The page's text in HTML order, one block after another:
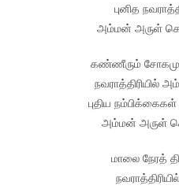
புனித
அம்மன் அருள்
கண்ணீரும்
நவராத்திரியில்
புதிய
அம்மன் அருள்
மாலை நேரத்